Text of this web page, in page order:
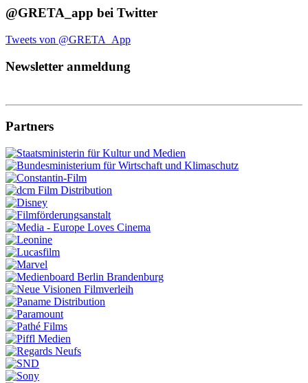
@GRETA_app bei Twitter
Tweets von @GRETA_App
Newsletter anmeldung
Partners